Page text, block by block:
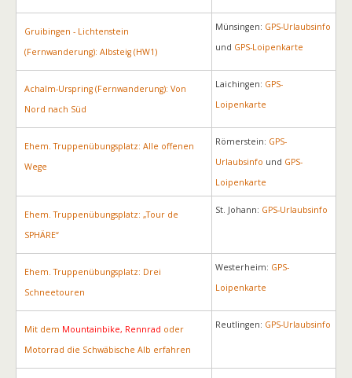
Gruibingen - Lichtenstein
(Fernwanderung): Albsteig (HW1)
Münsingen: GPS-Urlaubsinfo
und GPS-Loipenkarte
Achalm-Urspring (Fernwanderung): Von
Nord nach Süd
Laichingen: GPS-
Loipenkarte
Ehem. Truppenübungsplatz: Alle offenen
Wege
Römerstein: GPS-
Urlaubsinfo und GPS-
Loipenkarte
Ehem. Truppenübungsplatz: „Tour de
SPHÄRE“
St. Johann: GPS-Urlaubsinfo
Ehem. Truppenübungsplatz: Drei
Schneetouren
Westerheim: GPS-
Loipenkarte
Mit dem Mountainbike, Rennrad oder
Motorrad die Schwäbische Alb erfahren
Reutlingen: GPS-Urlaubsinfo